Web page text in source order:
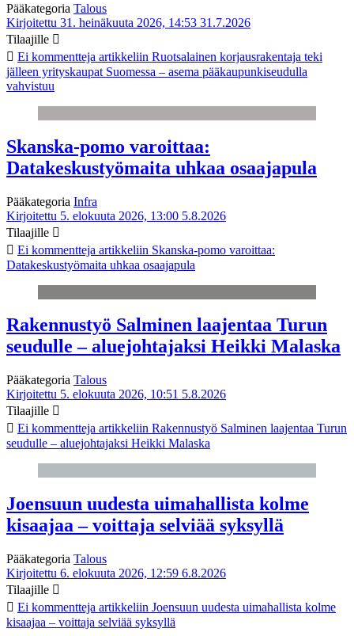
Pääkategoria Talous
Kirjoitettu 31. heinäkuuta 2026, 14:53 31.7.2026
Tilaajille
Ei kommentteja artikkeliin Ruotsalainen korjausrakentaja teki
jälleen yrityskaupat Suomessa – asema pääkaupunkiseudulla
vahvistuu
Skanska-pomo varoittaa:
Datakeskustyömaita uhkaa osaajapula
Pääkategoria Infra
Kirjoitettu 5. elokuuta 2026, 13:00 5.8.2026
Tilaajille
Ei kommentteja artikkeliin Skanska-pomo varoittaa:
Datakeskustyömaita uhkaa osaajapula
Rakennustyö Salminen laajentaa Turun
seudulle – aluejohtajaksi Heikki Malaska
Pääkategoria Talous
Kirjoitettu 5. elokuuta 2026, 10:51 5.8.2026
Tilaajille
Ei kommentteja artikkeliin Rakennustyö Salminen laajentaa Turun
seudulle – aluejohtajaksi Heikki Malaska
Joensuun uudesta uimahallista kolme
kisaajaa – voittaja selviää syksyllä
Pääkategoria Talous
Kirjoitettu 6. elokuuta 2026, 12:59 6.8.2026
Tilaajille
Ei kommentteja artikkeliin Joensuun uudesta uimahallista kolme
kisaajaa – voittaja selviää syksyllä